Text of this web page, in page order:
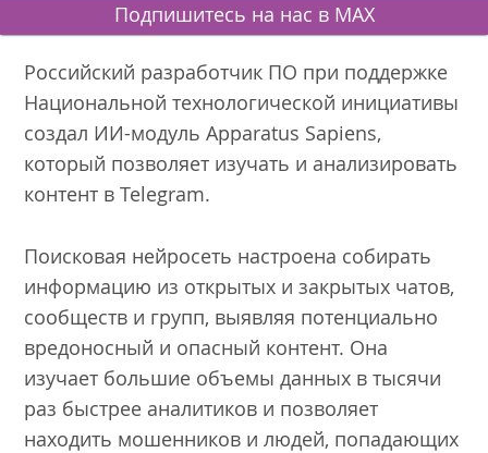
Подпишитесь на нас в MAX
Российский разработчик ПО при поддержке
Национальной технологической инициативы
создал ИИ-модуль Apparatus Sapiens,
который позволяет изучать и анализировать
контент в Telegram.
Поисковая нейросеть настроена собирать
информацию из открытых и закрытых чатов,
сообществ и групп, выявляя потенциально
вредоносный и опасный контент. Она
изучает большие объемы данных в тысячи
раз быстрее аналитиков и позволяет
находить мошенников и людей, попадающих